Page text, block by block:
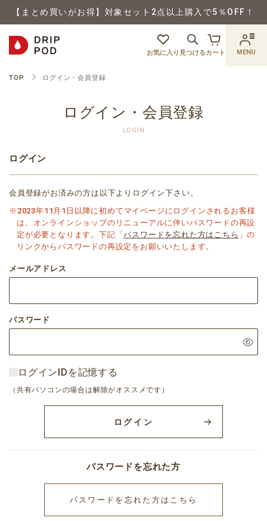
【まとめ買いがお得】対象セット2点以上購入で5％OFF！
お気に入り 見つけるカート MENU
TOP ログイン・会員登録
ログイン・会員登録
LOGIN
ログイン
会員登録がお済みの方は以下よりログイン下さい。
※2023年11月1日以降に初めてマイページにログインされるお客様
は、オンラインショップのリニューアルに伴いパスワードの再設
定が必要となります。下記「パスワードを忘れた方はこちら 」の
リンクからパスワードの再設定をお願いいたします。
メールアドレス
パスワード
ログインIDを記憶する
（共有パソコンの場合は解除がオススメです）
ログイン
パスワードを忘れた方
パスワードを忘れた方はこちら